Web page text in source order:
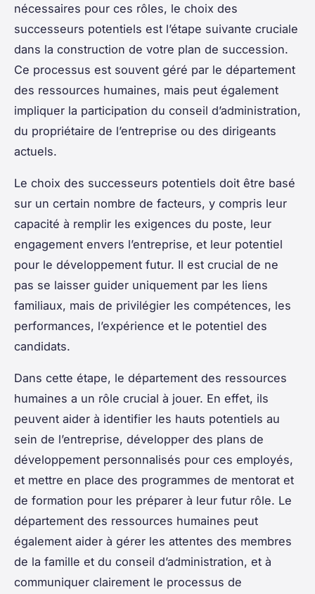
nécessaires pour ces rôles, le choix des
successeurs potentiels est l’étape suivante cruciale
dans la construction de votre plan de succession.
Ce processus est souvent géré par le département
des ressources humaines, mais peut également
impliquer la participation du conseil d’administration,
du propriétaire de l’entreprise ou des dirigeants
actuels.
Le choix des successeurs potentiels doit être basé
sur un certain nombre de facteurs, y compris leur
capacité à remplir les exigences du poste, leur
engagement envers l’entreprise, et leur potentiel
pour le développement futur. Il est crucial de ne
pas se laisser guider uniquement par les liens
familiaux, mais de privilégier les compétences, les
performances, l’expérience et le potentiel des
candidats.
Dans cette étape, le département des ressources
humaines a un rôle crucial à jouer. En effet, ils
peuvent aider à identifier les hauts potentiels au
sein de l’entreprise, développer des plans de
développement personnalisés pour ces employés,
et mettre en place des programmes de mentorat et
de formation pour les préparer à leur futur rôle. Le
département des ressources humaines peut
également aider à gérer les attentes des membres
de la famille et du conseil d’administration, et à
communiquer clairement le processus de